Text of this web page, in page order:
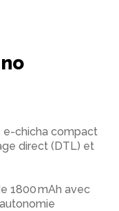
e-chicha compact
direct (DTL) et
1800 mAh avec